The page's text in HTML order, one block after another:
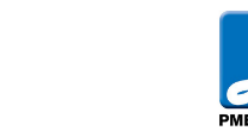
Complementos de
Bombas e Circuladores